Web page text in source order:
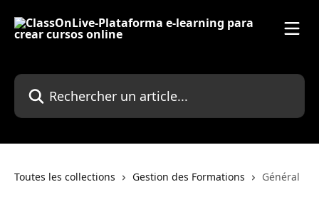
Rechercher un article...
Toutes les collections Gestion des Formations Général